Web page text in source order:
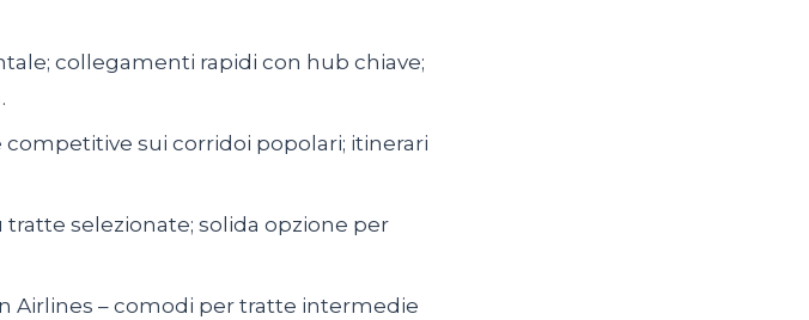
collegamenti rapidi con hub chiave;
sui corridoi popolari; itinerari
selezionate; solida opzione per
Airlines – comodi per tratte intermedie